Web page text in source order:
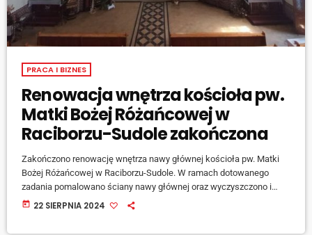
PRACA I BIZNES
Renowacja wnętrza kościoła pw.
Matki Bożej Różańcowej w
Raciborzu-Sudole zakończona
Zakończono renowację wnętrza nawy głównej kościoła pw. Matki
Bożej Różańcowej w Raciborzu-Sudole. W ramach dotowanego
zadania pomalowano ściany nawy głównej oraz wyczyszczono i
odświeżono malowidła na sklepieniu przedstawiające czterech
today 22 SIERPNIA 2024